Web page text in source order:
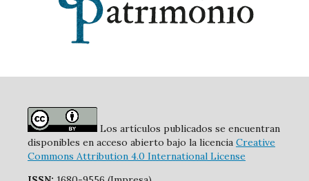
Los artículos publicados se encuentran
disponibles en acceso abierto bajo la licencia Creative
Commons Attribution 4.0 International License